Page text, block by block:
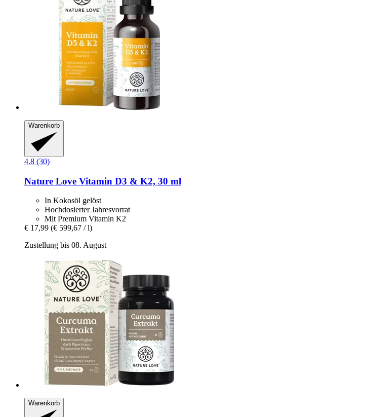
Warenkorb
4.8 (30)
Nature Love Vitamin D3 & K2, 30 ml
In Kokosöl gelöst
Hochdosierter Jahresvorrat
Mit Premium Vitamin K2
€ 17,99 (€ 599,67 / l)
Zustellung bis 08. August
Warenkorb